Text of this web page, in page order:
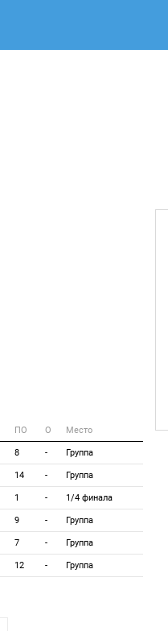
ПО О Место
8 - Группа
14 - Группа
1 - 1/4 финала
9 - Группа
7 - Группа
12 - Группа